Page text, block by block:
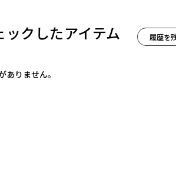
ックしたアイテム
ありません。
履歴を